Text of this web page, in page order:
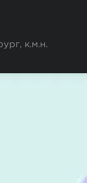
к.м.н.